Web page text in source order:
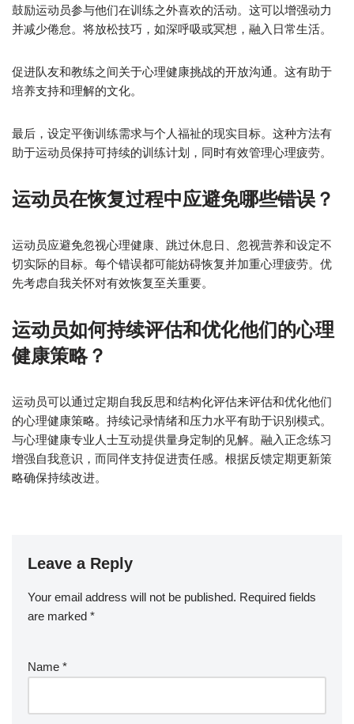
鼓励运动员参与他们在训练之外喜欢的活动。这可以增强动力
并减少倦怠。将放松技巧，如深呼吸或冥想，融入日常生活。
促进队友和教练之间关于心理健康挑战的开放沟通。这有助于
培养支持和理解的文化。
最后，设定平衡训练需求与个人福祉的现实目标。这种方法有
助于运动员保持可持续的训练计划，同时有效管理心理疲劳。
运动员在恢复过程中应避免哪些错误？
运动员应避免忽视心理健康、跳过休息日、忽视营养和设定不
切实际的目标。每个错误都可能妨碍恢复并加重心理疲劳。优
先考虑自我关怀对有效恢复至关重要。
运动员如何持续评估和优化他们的心理
健康策略？
运动员可以通过定期自我反思和结构化评估来评估和优化他们
的心理健康策略。持续记录情绪和压力水平有助于识别模式。
与心理健康专业人士互动提供量身定制的见解。融入正念练习
增强自我意识，而同伴支持促进责任感。根据反馈定期更新策
略确保持续改进。
Leave a Reply
Your email address will not be published. Required fields
are marked *
Name *